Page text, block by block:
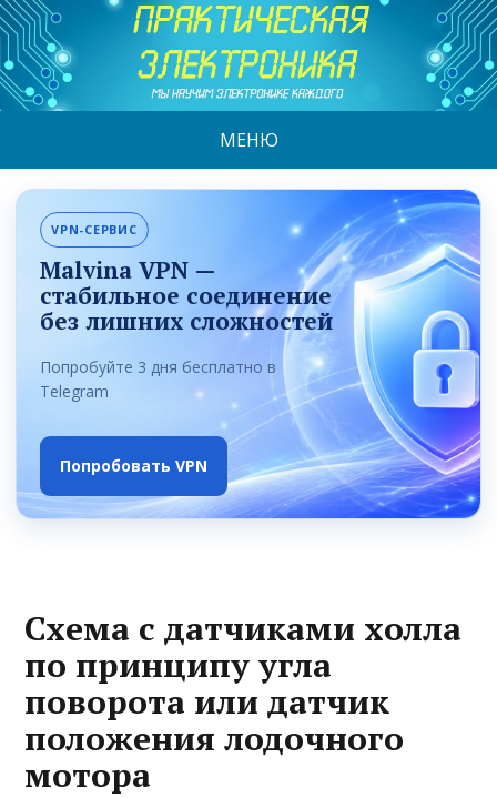
МЕНЮ
VPN-СЕРВИС
Malvina VPN —
стабильное соединение
без лишних сложностей
Попробуйте 3 дня бесплатно в
Telegram
Попробовать VPN
Схема с датчиками холла
по принципу угла
поворота или датчик
положения лодочного
мотора